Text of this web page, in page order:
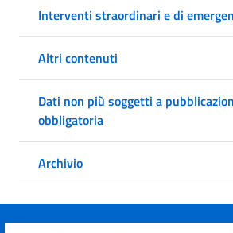
Interventi straordinari e di
Altri contenuti
Dati non più soggetti a
obbligatoria
Archivio